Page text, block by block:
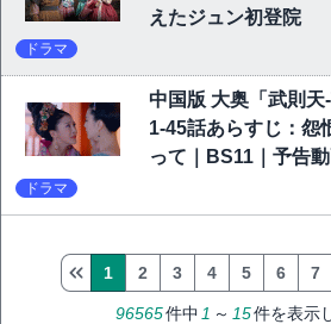
えたジュン初登院
ドラマ
中国版 大奥「武則
1-45話あらすじ：怨
って｜BS11｜予告
ドラマ
96565件中 1 ～ 15件を表示
1 2 3 4 5 6 7